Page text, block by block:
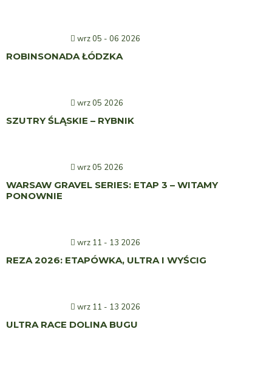
wrz 05 - 06 2026
ROBINSONADA ŁÓDZKA
wrz 05 2026
SZUTRY ŚLĄSKIE – RYBNIK
wrz 05 2026
WARSAW GRAVEL SERIES: ETAP 3 – WITAMY
PONOWNIE
wrz 11 - 13 2026
REZA 2026: ETAPÓWKA, ULTRA I WYŚCIG
wrz 11 - 13 2026
ULTRA RACE DOLINA BUGU